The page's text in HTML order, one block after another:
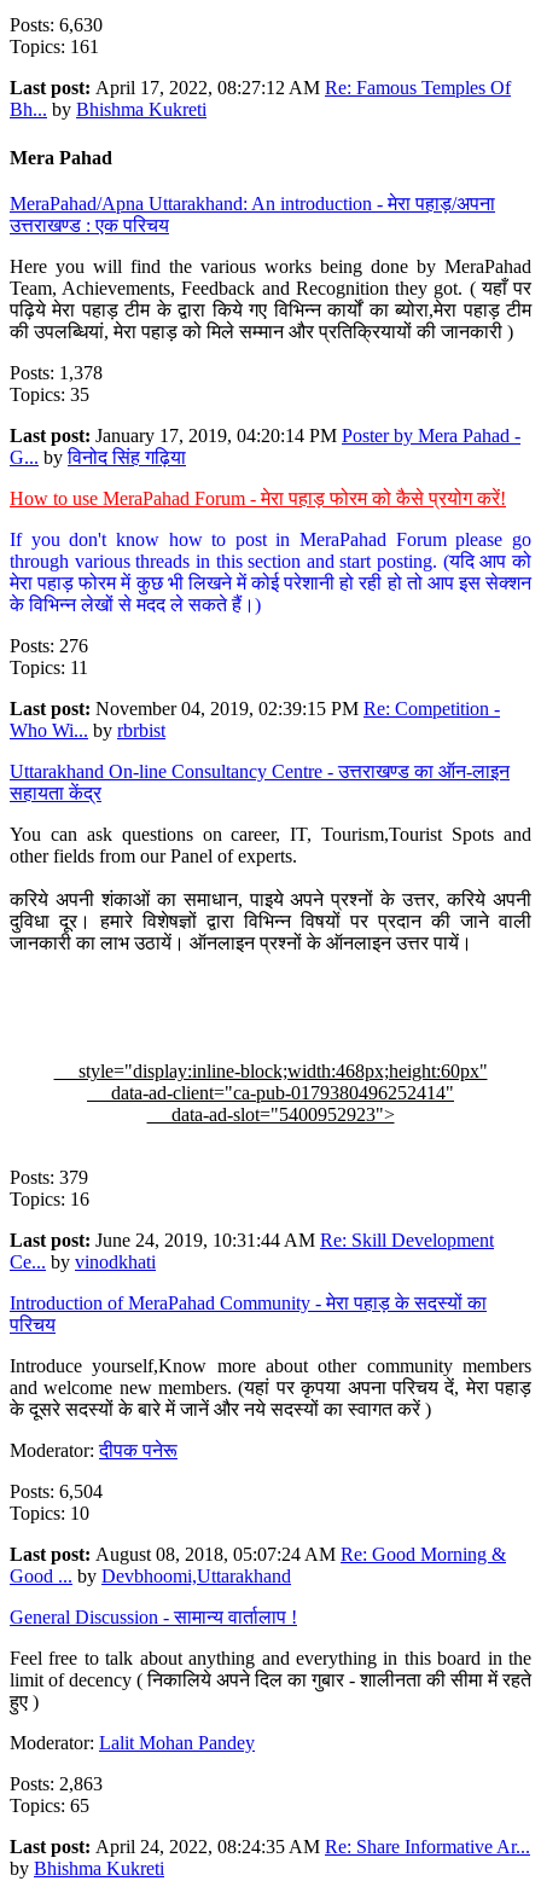
Posts: 6,630
Topics: 161
Last post: April 17, 2022, 08:27:12 AM Re: Famous Temples Of
Bh... by Bhishma Kukreti
Mera Pahad
MeraPahad/Apna Uttarakhand: An introduction - मेरा पहाड़/अपना
उत्तराखण्ड : एक परिचय
Here you will find the various works being done by MeraPahad
Team, Achievements, Feedback and Recognition they got. ( यहाँ पर
पढ़िये मेरा पहाड़ टीम के द्वारा किये गए विभिन्न कार्यों का ब्योरा,मेरा पहाड़ टीम
की उपलब्धियां, मेरा पहाड़ को मिले सम्मान और प्रतिक्रियायों की जानकारी )
Posts: 1,378
Topics: 35
Last post: January 17, 2019, 04:20:14 PM Poster by Mera Pahad -
G... byविनोद सिंह गढ़िया
How to use MeraPahad Forum - मेरा पहाड़ फोरम को कैसे प्रयोग करें!
If you don't know how to post in MeraPahad Forum please go
through various threads in this section and start posting. (यदि आप को
मेरा पहाड़ फोरम में कुछ भी लिखने में कोई परेशानी हो रही हो तो आप इस सेक्शन
के विभिन्न लेखों से मदद ले सकते हैं।)
Posts: 276
Topics: 11
Last post: November 04, 2019, 02:39:15 PM Re: Competition -
Who Wi... by rbrbist
Uttarakhand On-line Consultancy Centre - उत्तराखण्ड का ऑन-लाइन
सहायता केंद्र
You can ask questions on career, IT, Tourism,Tourist Spots and
other fields from our Panel of experts.
करिये अपनी शंकाओं का समाधान, पाइये अपने प्रश्नों के उत्तर, करिये अपनी
दुविधा दूर। हमारे विशेषज्ञों द्वारा विभिन्न विषयों पर प्रदान की जाने वाली
जानकारी का लाभ उठायें। ऑनलाइन प्रश्नों के ऑनलाइन उत्तर पायें।
style="display:inline-block;width:468px;height:60px"
data-ad-client="ca-pub-0179380496252414"
data-ad-slot="5400952923">
Posts: 379
Topics: 16
Last post: June 24, 2019, 10:31:44 AM Re: Skill Development
Ce... by vinodkhati
Introduction of MeraPahad Community - मेरा पहाड़ के सदस्यों का
परिचय
Introduce yourself,Know more about other community members
and welcome new members. (यहां पर कृपया अपना परिचय दें, मेरा पहाड़
के दूसरे सदस्यों के बारे में जानें और नये सदस्यों का स्वागत करें )
Moderator:दीपक पनेरू
Posts: 6,504
Topics: 10
Last post: August 08, 2018, 05:07:24 AM Re: Good Morning &
Good ... by Devbhoomi,Uttarakhand
General Discussion - सामान्य वार्तालाप !
Feel free to talk about anything and everything in this board in the
limit of decency ( निकालिये अपने दिल का गुबार - शालीनता की सीमा में रहते
हुए )
Moderator: Lalit Mohan Pandey
Posts: 2,863
Topics: 65
Last post: April 24, 2022, 08:24:35 AM Re: Share Informative Ar...
by Bhishma Kukreti